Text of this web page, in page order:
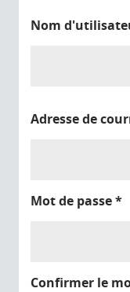
Nom
Adresse de
Mot de passe*
Confirmer le